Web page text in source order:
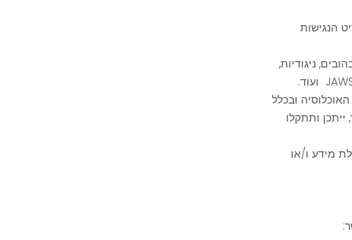
הנגישות
ניגודיות,
ובכלל
ותתקלו
מידע ו/או